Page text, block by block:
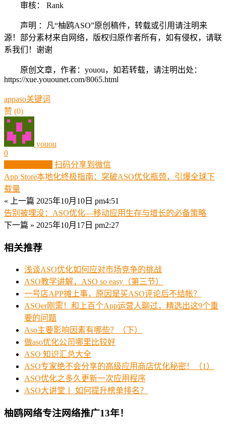
审核： Rank
声明 ：凡“柚鸥ASO”原创稿件，转载或引用请注明来
源！部分素材来自网络，版权归原作者所有，如有侵权，请联
系我们！谢谢
原创文章，作者：youou，如若转载，请注明出处：
https://xue.youounet.com/8065.html
appaso关键词
赞 (0)
youou
0
扫码分享到微信
App Store本地化终极指南：突破ASO优化瓶颈，引爆全球下
载量
« 上一篇 2025年10月10日 pm4:51
告别被埋没：ASO优化—移动应用生存与增长的必备策略
下一篇 » 2025年10月17日 pm2:27
相关推荐
浅谈ASO优化如何应对市场竞争的挑战
ASO教学讲解，ASO so easy（第三节）
一号店APP摊上事，原因是买ASO评论后不结帐？
ASOer刚需！和上百个App运营人聊过，精选出这9个重
要的问题
Aso主要影响因素有哪些？（下）
做aso优化公司哪里比较好
ASO 知识汇总大全
ASO专家绝不会分享的高级应用商店优化秘密！（1）
ASO优化之多久更新一次应用程序
ASO大讲堂丨 如何提升榜单排名？
柚鸥网络专注网络推广13年！